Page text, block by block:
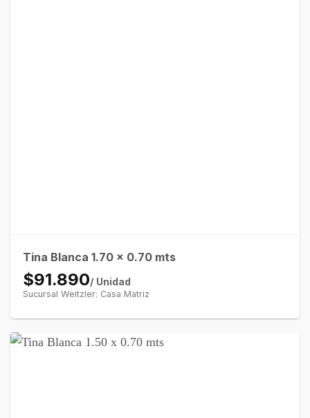
Tina Blanca 1.70 x 0.70 mts
$91.890/ Unidad
Sucursal Weitzler: Casa Matriz